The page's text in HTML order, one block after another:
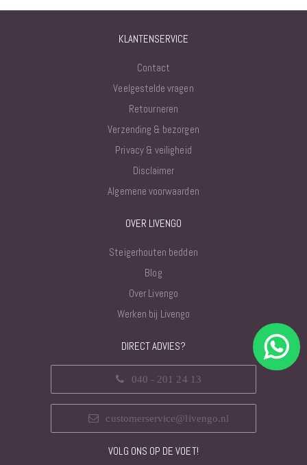
KLANTENSERVICE
Contact
Veelgestelde vragen
Retourneren
Verzending & bezorgen
Privacy & veiligheid
Disclaimer
Algemene voorwaarden
OVER LIVENGO
Steigerhouten bedden
Blog
Over Livengo
Werken bij Livengo
DIRECT ADVIES?
040 - 201 24 13
customerservice@livengo.nl
VOLG ONS OP DE VOET!